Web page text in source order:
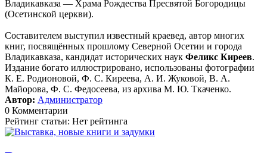
Владикавказа — Храма Рождества Пресвятой Богородицы
(Осетинской церкви).
Составителем выступил известный краевед, автор многих
книг, посвящённых прошлому Северной Осетии и города
Владикавказа, кандидат исторических наук Феликс Киреев.
Издание богато иллюстрировано, использованы фотографии
К. Е. Родионовой, Ф. С. Киреева, А. И. Жуковой, В. А.
Майорова, Ф. С. Федосеева, из архива М. Ю. Ткаченко.
Автор: Администратор
0 Комментарии
Рейтинг статьи: Нет рейтинга